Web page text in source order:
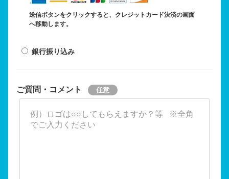
送信ボタンをクリックすると、クレジットカード決済の画面
へ移動します。
銀行振り込み
ご質問・コメント